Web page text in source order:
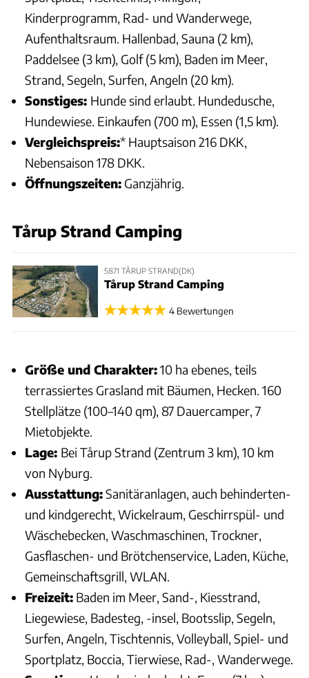
Kinderprogramm, Rad- und Wanderwege,
Aufenthaltsraum. Hallenbad, Sauna (2 km),
Paddelsee (3 km), Golf (5 km), Baden im Meer,
Strand, Segeln, Surfen, Angeln (20 km).
Sonstiges: Hunde sind erlaubt. Hundedusche,
Hundewiese. Einkaufen (700 m), Essen (1,5 km).
Vergleichspreis:* Hauptsaison 216 DKK,
Nebensaison 178 DKK.
Öffnungszeiten: Ganzjährig.
Tårup Strand Camping
5871 TÅRUP STRAND(DK)
Tårup Strand Camping
4 Bewertungen
Größe und Charakter:10 ha ebenes, teils
terrassiertes Grasland mit Bäumen, Hecken. 160
Stellplätze (100–140 qm), 87 Dauercamper, 7
Mietobjekte.
Lage: Bei Tårup Strand (Zentrum 3 km), 10 km
von Nyburg.
Ausstattung:Sanitäranlagen, auch behinderten-
und kindgerecht, Wickelraum, Geschirrspül- und
Wäschebecken, Waschmaschinen, Trockner,
Gasflaschen- und Brötchenservice, Laden, Küche,
Gemeinschaftsgrill, WLAN.
Freizeit: Baden im Meer, Sand-, Kiesstrand,
Liegewiese, Badesteg, -insel, Bootsslip, Segeln,
Surfen, Angeln, Tischtennis, Volleyball, Spiel- und
Sportplatz, Boccia, Tierwiese, Rad-, Wanderwege.